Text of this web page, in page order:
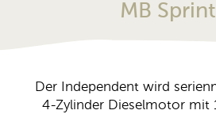
Aktuelles
Über uns
MB
Der Independent wird
4-Zylinder Dieselmotor mit